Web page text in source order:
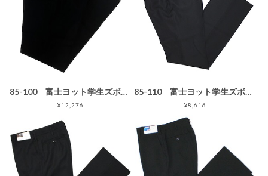
85-100 富士ヨット学生ズボン NanoWave(ナノウェイブ) ノータックスラックス GTNP170B 85〜100 黒 ブラック 丸洗い可 明石スクールユニフォームカンパニー
¥12,276
85-110 富士ヨット学生ズボン SERIES X(シリーズエックス) ワンタックスラックス GTX4521B ポリエステル100% 黒 ブラック 丸洗い可 明石被服興業 学生服
¥8,616